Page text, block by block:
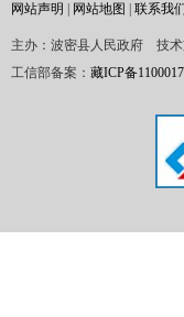
网站声明 网站地图 联系我
主办：波密县人民政府 技
工信部备案： 藏ICP备